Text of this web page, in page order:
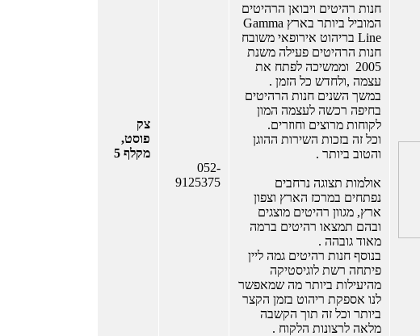
חנות רהיטים ויבואן הרהיטים
המוביל ביותר בארץ Gamma
Line בריהוט אירופאי משובח
חנות הרהיטים פעילה משנת
2005 וממשיכה לפתח את
עצמה ,ולחדש כל הזמן .
במשך השנים חנות הרהיטים
בחיפה רכשה לעצמה המון
לקוחות מרוצים וחוזרים.
וכל זה בזכות השירות ההוגן
והטוב ביותר .
אולמות תצוגה נרחבים
נפתחים במרכז הארץ וצפון
ארץ, מגוון רהיטים מוצגים
ובהם תמצאו רהיטים ברמה
מאוד גובהה .
בנוסף חנות רהיטים גמה ליין
פיתחה רשת לוגיסטיקה
מהיעילות ביותר מה שמאפשר
לנו אספקת ריהוט בזמן הקצר
ביותר וכל זה תוך הקשבה
מלאה לרצונות הלקוח .
052-
9125375
צק
פוסט,
מקלף 5